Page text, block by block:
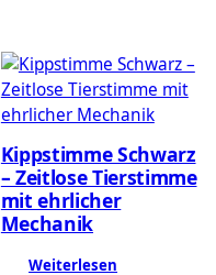
Kippstimme Schwarz
– Zeitlose Tierstimme
mit ehrlicher
Mechanik
Weiterlesen